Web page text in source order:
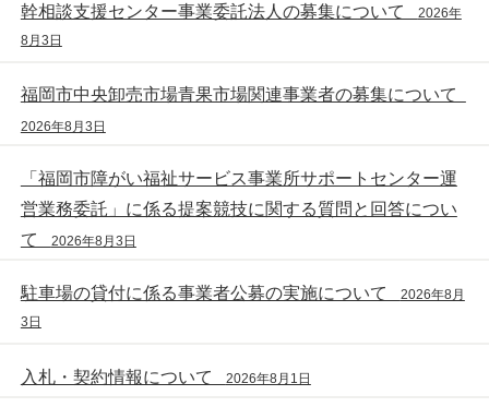
幹相談支援センター事業委託法人の募集について
2026年
8月3日
福岡市中央卸売市場青果市場関連事業者の募集について
2026年8月3日
「福岡市障がい福祉サービス事業所サポートセンター運
営業務委託」に係る提案競技に関する質問と回答につい
て
2026年8月3日
駐車場の貸付に係る事業者公募の実施について 2026年8月
3日
入札・契約情報について 2026年8月1日